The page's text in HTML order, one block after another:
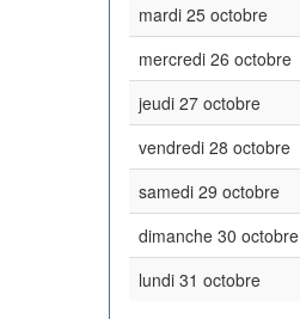
mardi 25 octobre
mercredi 26 octobre
jeudi 27 octobre
vendredi 28 octobre
samedi 29 octobre
dimanche 30 octobre
lundi 31 octobre